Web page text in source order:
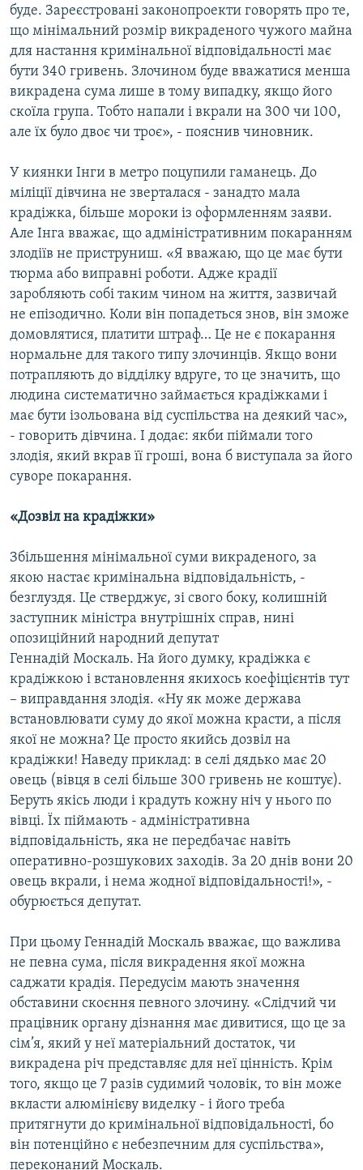
буде. Зареєстровані законопроекти говорять про те,
що мінімальний розмір викраденого чужого майна
для настання кримінальної відповідальності має
бути 340 гривень. Злочином буде вважатися менша
викрадена сума лише в тому випадку, якщо його
скоїла група. Тобто напали і вкрали на 300 чи 100,
але їх було двоє чи троє», - пояснив чиновник.
У киянки Інги в метро поцупили гаманець. До
міліції дівчина не зверталася - занадто мала
крадіжка, більше мороки із оформленням заяви.
Але Інга вважає, що адміністративним покаранням
злодіїв не приструниш. «Я вважаю, що це має бути
тюрма або виправні роботи. Адже крадії
заробляють собі таким чином на життя, зазвичай
не епізодично. Коли він попадеться знов, він зможе
домовлятися, платити штраф… Це не є покарання
нормальне для такого типу злочинців. Якщо вони
потрапляють до відділку вдруге, то це значить, що
людина систематично займається крадіжками і
має бути ізольована від суспільства на деякий час»,
- говорить дівчина. І додає: якби піймали того
злодія, який вкрав її гроші, вона б виступала за його
суворе покарання.
«Дозвіл на крадіжки»
Збільшення мінімальної суми викраденого, за
якою настає кримінальна відповідальність, -
безглуздя. Це стверджує, зі свого боку, колишній
заступник міністра внутрішніх справ, нині
опозиційний народний депутат
Геннадій Москаль. На його думку, крадіжка є
крадіжкою і встановлення якихось коефіцієнтів тут
– виправдання злодія. «Ну як може держава
встановлювати суму до якої можна красти, а після
якої не можна? Це просто якийсь дозвіл на
крадіжки! Наведу приклад: в селі дядько має 20
овець (вівця в селі більше 300 гривень не коштує).
Беруть якісь люди і крадуть кожну ніч у нього по
вівці. Їх піймають - адміністративна
відповідальність, яка не передбачає навіть
оперативно-розшукових заходів. За 20 днів вони 20
овець вкрали, і нема жодної відповідальності!», -
обурюється депутат.
При цьому Геннадій Москаль вважає, що важлива
не певна сума, після викрадення якої можна
саджати крадія. Передусім мають значення
обставини скоєння певного злочину. «Слідчий чи
працівник органу дізнання має дивитися, що це за
сім’я, який у неї матеріальний достаток, чи
викрадена річ представляє для неї цінність. Крім
того, якщо це 7 разів судимий чоловік, то він може
вкласти алюмінієву виделку - і його треба
притягнути до кримінальної відповідальності, бо
він потенційно є небезпечним для суспільства»,
переконаний Москаль.